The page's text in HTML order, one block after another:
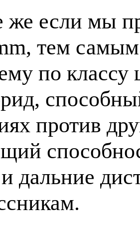
же если мы
тем
по классу
против
дальние